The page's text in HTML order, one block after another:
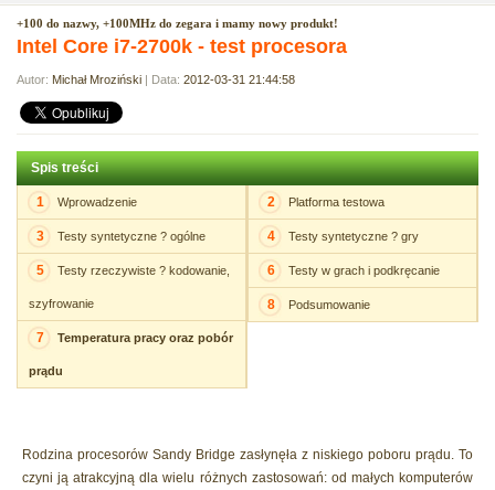
+100 do nazwy, +100MHz do zegara i mamy nowy produkt!
Intel Core i7-2700k - test procesora
Autor: Michał Mroziński | Data: 2012-03-31 21:44:58
Spis treści
1 Wprowadzenie
3 Testy syntetyczne ? ogólne
5 Testy rzeczywiste ? kodowanie,
szyfrowanie
7 Temperatura pracy oraz pobór
prądu
2 Platforma testowa
4 Testy syntetyczne ? gry
6 Testy w grach i podkręcanie
8 Podsumowanie
Rodzina procesorów Sandy Bridge zasłynęła z niskiego poboru prądu. To
czyni ją atrakcyjną dla wielu różnych zastosowań: od małych komputerów